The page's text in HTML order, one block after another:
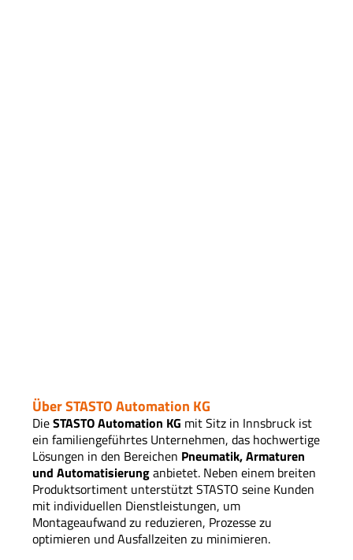
Über STASTO Automation KG
DieSTASTO Automation KG mit Sitz in Innsbruck ist
ein familiengeführtes Unternehmen, das hochwertige
Lösungen in den Bereichen Pneumatik, Armaturen
und Automatisierunganbietet. Neben einem breiten
Produktsortiment unterstützt STASTO seine Kunden
mit individuellen Dienstleistungen, um
Montageaufwand zu reduzieren, Prozesse zu
optimieren und Ausfallzeiten zu minimieren.